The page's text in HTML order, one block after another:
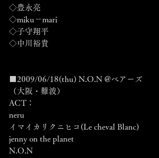
◇豊永亮
◇miku－mari
◇子守翔平
◇中川裕貴
■2009/06/18(thu) N.O.N @ベアーズ
（大阪・難波）
ACT：
neru
イマイカリクニヒコ(Le cheval Blanc)
jenny on the planet
N.O.N